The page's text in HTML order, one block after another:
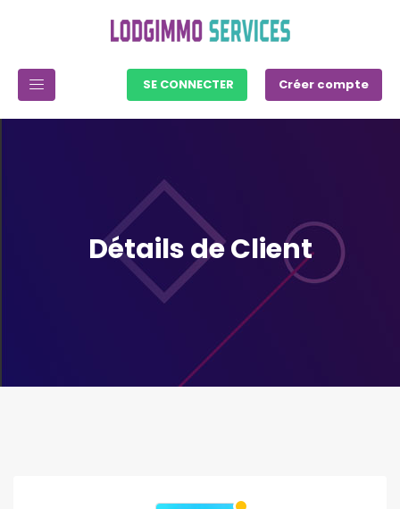
SE CONNECTER Créer compte
Détails de Client